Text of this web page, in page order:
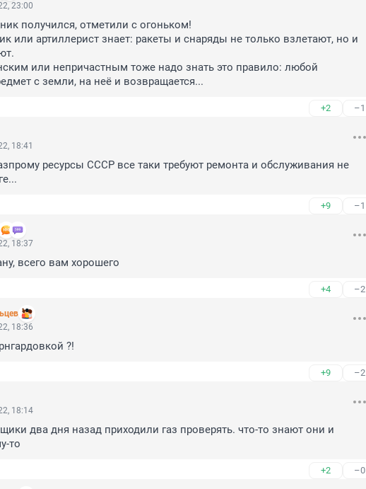
23:00
получился, отметили с огоньком!
или артиллерист знает: ракеты и снаряды не только взлетают, но и
или непричастным тоже надо знать это правило: любой
с земли, на неё и возвращается...
+2 –1
18:41
ресурсы СССР все таки требуют ремонта и обслуживания не
+9 –1
18:37
всего вам хорошего
+4 –2
18:36
?!
+9 –2
18:14
два дня назад приходили газ проверять. что-то знают они и
то
+2 –0